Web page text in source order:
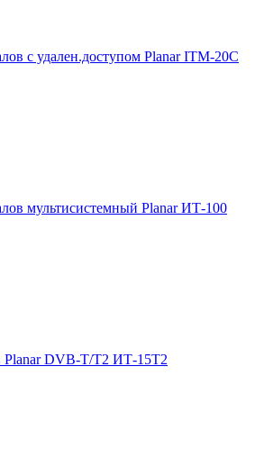
с удален.доступом Planar ITM-20C
мультисистемный Planar ИТ-100
Planar DVB-T/T2 ИТ-15Т2